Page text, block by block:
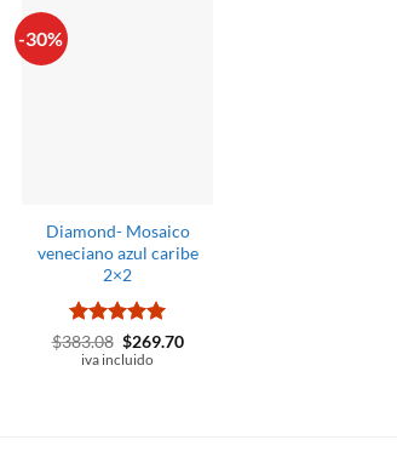
-30%
Diamond- Mosaico
veneciano azul caribe
2×2
Valorado
con5de 5
$383.08 El
precio
$269.70El
iva incluido